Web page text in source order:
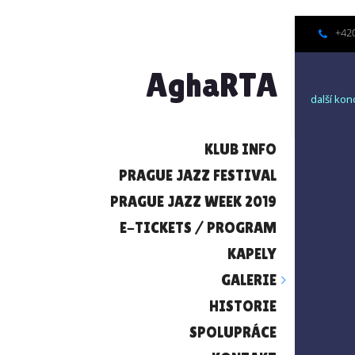
AghaRTA
KLUB INFO
PRAGUE JAZZ FESTIVAL
PRAGUE JAZZ WEEK 2019
E-TICKETS / PROGRAM
KAPELY
GALERIE
HISTORIE
SPOLUPRÁCE
další